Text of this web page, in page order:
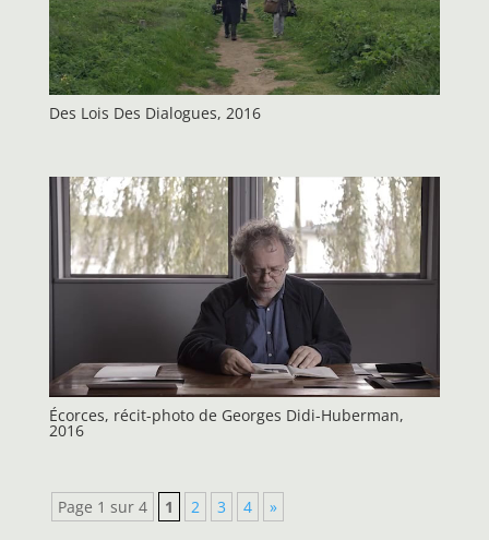
Des Lois Des Dialogues, 2016
Écorces, récit-photo de Georges Didi-Huberman,
2016
Page 1 sur 4 1 2 3 4 »